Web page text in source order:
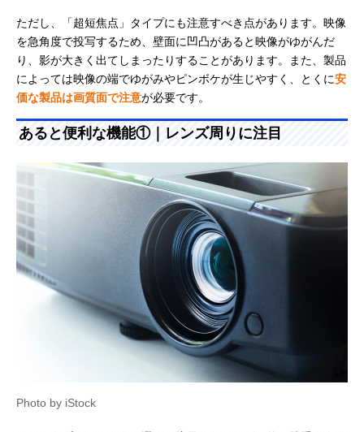
ただし、「超短焦点」タイプにも注意すべき点があります。映像
を急角度で投写するため、壁面に凹凸があると映像がゆがんだ
り、影が大きく出てしまったりすることがあります。また、製品
によっては映像の端でゆがみやピンボケが生じやすく、とくに安
価な製品は画質面で注意が必要です。
あると便利な機能①｜レンズ周りに注目
Photo by iStock